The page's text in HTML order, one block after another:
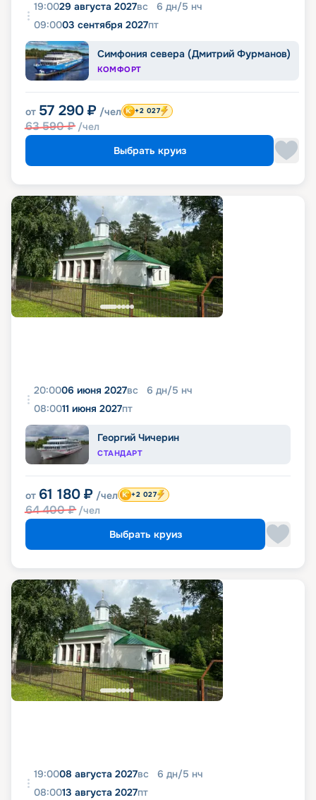
19:0029 августа 2027вс 6 дн/5 нч
09:0003 сентября 2027пт
Симфония севера (Дмитрий Фурманов)
КОМФОРТ
от 57 290 ₽ /чел
63 590₽ /чел
+2 027
Выбрать круиз
20:0006 июня 2027вс 6 дн/5 нч
08:0011 июня 2027пт
Георгий Чичерин
СТАНДАРТ
от 61 180 ₽ /чел
64 400₽ /чел
+2 027
Выбрать круиз
19:0008 августа 2027вс 6 дн/5 нч
08:0013 августа 2027пт